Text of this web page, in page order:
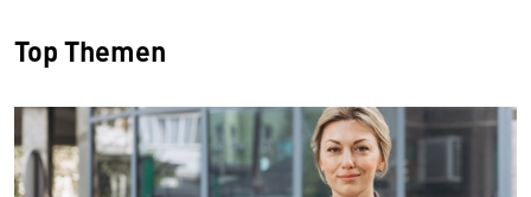
Top Themen